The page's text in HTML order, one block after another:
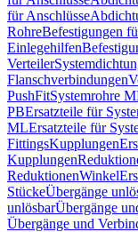
für Anschlüsse
RohreBefestigungen
Einlegehilfen
Verteiler
Flanschverbindungen
PushFitSystemrohre
PBErsatzteile für
MLErsatzteile für
FittingsKupplungen
Kupplungen
ReduktionenWinkel
StückeÜbergänge
unlösbarÜbergänge
Übergänge und